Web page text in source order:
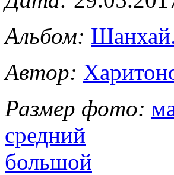
Альбом:
Автор:
Размер фото:
средний
большой